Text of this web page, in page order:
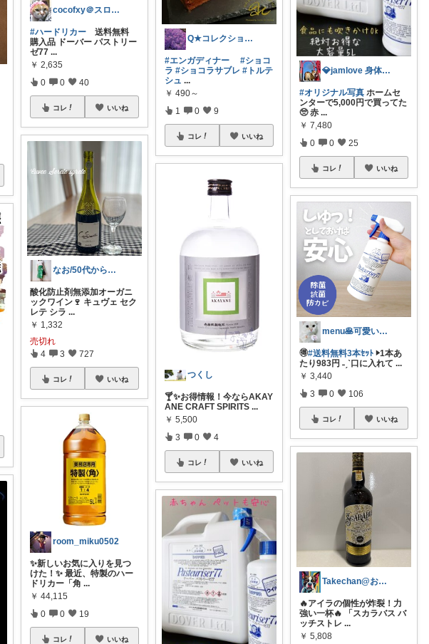
cocofxy＠スローです🙏🏻
#ハードリカー 送料無料
購入品 ドーバー パストリー
ゼ77 ...
￥ 2,635
0 0 40
コレ いいね
なお/50代からのオシャレコーデ
酸化防止剤無添加オーガニ
ックワイン🍷 キュヴェ セク
レテ シラ ...
￥ 1,332
売切れ
4 3 727
コレ いいね
room_miku0502
✨新しいお気に入りを見つ
けた！✨ 最近、特製のハー
ドリカー「角 ...
￥ 44,115
0 0 19
コレ いいね
Q★コレクションに仕分けてあります♪
#エンガディナー
#ショコ
ラ #ショコラサブレ #トルテ
シュ ...
￥ 490～
1 0 9
コレ いいね
つくし
🍸✨お得情報！今ならAKAY
ANE CRAFT SPIRITS ...
￥ 5,500
3 0 4
コレ いいね
💎jamlove 身体に優しく
#オリジナル写真 ホームセ
ンターで5,000円で買ってた
🥺 赤 ...
￥ 7,480
0 0 25
コレ いいね
menu🥞可愛い🌼美味しい🍴便利☘
🉐#送料無料3本ｾｯﾄ ▶1本あ
たり983円 ˗ˏˋ口に入れて ...
￥ 3,440
3 0 106
コレ いいね
Takechan@お酒と暮らしのセレクト
🔥アイラの個性が炸裂！力
強い一杯🔥 「スカラバス バ
ッチストレ ...
￥ 5,808